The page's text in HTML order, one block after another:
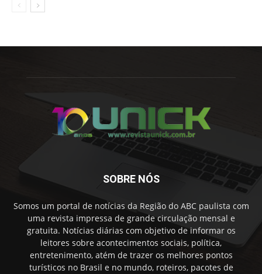
SOBRE NÓS
Somos um portal de notícias da Região do ABC paulista com
uma revista impressa de grande circulação mensal e
gratuita. Notícias diárias com objetivo de informar os
leitores sobre acontecimentos sociais, política,
entretenimento, atém de trazer os melhores pontos
turísticos no Brasil e no mundo, roteiros, pacotes de